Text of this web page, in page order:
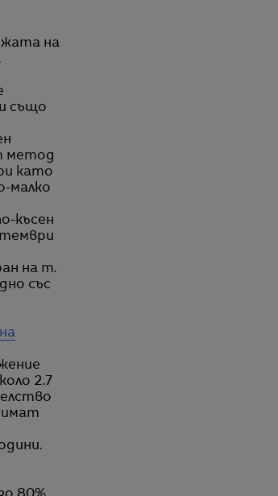
на
също
метод
като
малко
късен
на т.
със
2.7
имат